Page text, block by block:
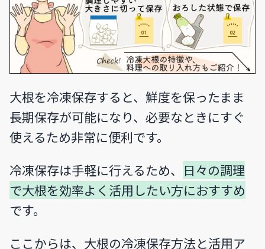
大根を冷凍保存すると、鮮度を保ったまま
長期保存が可能になり、必要なときにすぐ
使えるため非常に便利です。
冷凍保存は手軽に行えるため、 日々の調理
で大根を効率よく活用したい方におすすめ
です。
ここからは、大根の冷凍保存方法と活用ア